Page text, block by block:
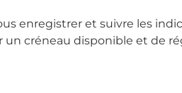
enregistrer et suivre les
un créneau disponible et de